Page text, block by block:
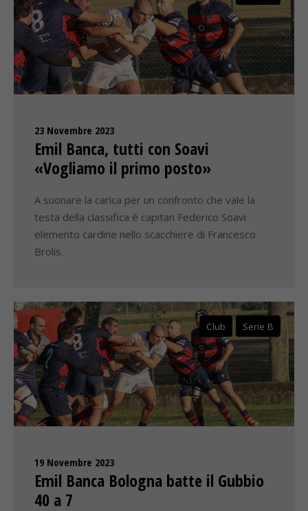
23 Novembre 2023
Emil Banca, tutti con Soavi
«Vogliamo il primo posto»
A suonare la carica per un confronto che vale la
testa della classifica è capitan Federico Soavi
elemento cardine nello scacchiere di Francesco
Brolis.
Club Serie B
19 Novembre 2023
Emil Banca Bologna batte il Gubbio
40 a 7